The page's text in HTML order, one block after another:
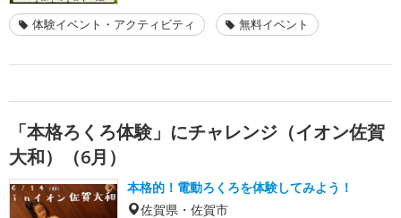
体験イベント・アクティビティ 無料イベント
「本格ろくろ体験」にチャレンジ（イオン佐賀
大和）（6月）
本格的！電動ろくろを体験してみよう！
佐賀県・佐賀市